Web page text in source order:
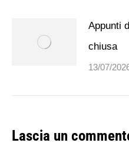
Appunti
chiusa
13/07/
Lascia un